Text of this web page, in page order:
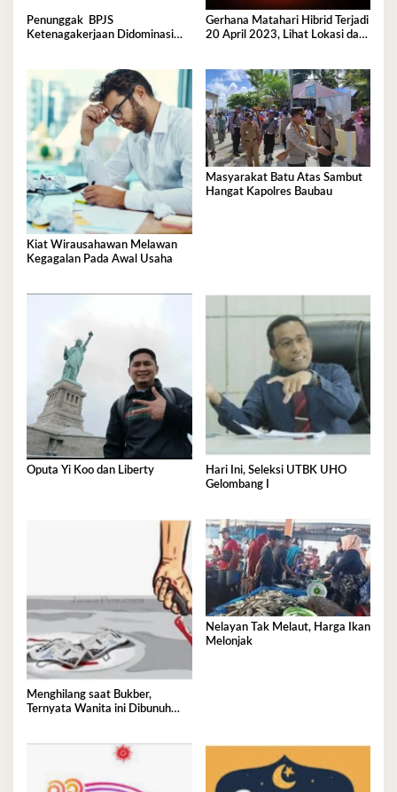
Penunggak BPJS
Ketenagakerjaan Didominasi
Gerhana Matahari Hibrid Terjadi
20 April 2023, Lihat Lokasi dan
Kiat Wirausahawan Melawan
Kegagalan Pada Awal Usaha
Masyarakat Batu Atas Sambut
Hangat Kapolres Baubau
Oputa Yi Koo dan Liberty
Hari Ini, Seleksi UTBK UHO
Gelombang I
Menghilang saat Bukber,
Ternyata Wanita ini Dibunuh
Nelayan Tak Melaut, Harga Ikan
Melonjak